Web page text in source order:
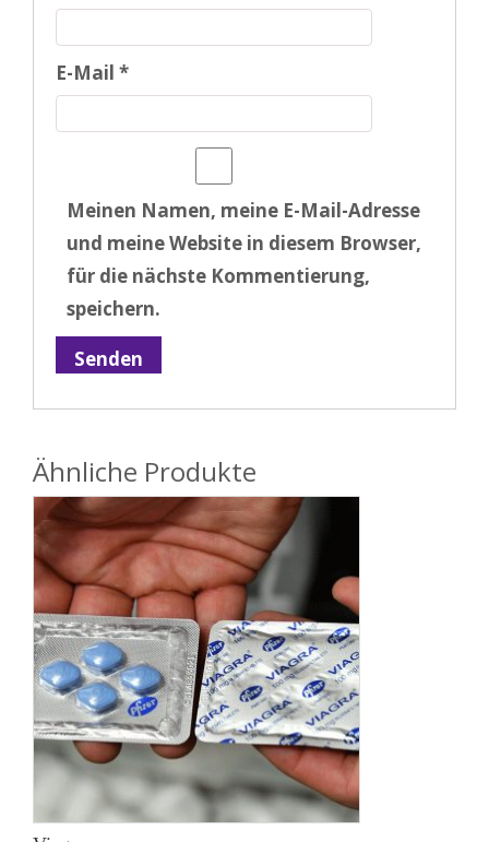
E-Mail *
Meinen Namen, meine E-Mail-Adresse
und meine Website in diesem Browser,
für die nächste Kommentierung,
speichern.
Ähnliche Produkte